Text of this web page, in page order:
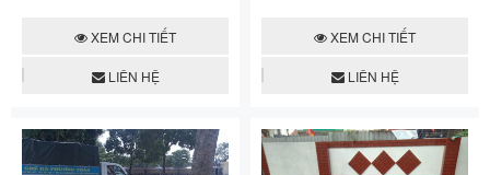
XEM CHI TIẾT
LIÊN HỆ
XEM CHI TIẾT
LIÊN HỆ